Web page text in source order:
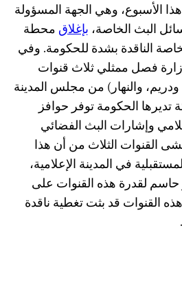
الأسبوع، وهي الجهة المسؤولة
البث الخاصة، بإغلاق محطة
الناقدة بشدة للحكومة. وفي
فصل ممثلي ثلاث قنوات
والنهار) من مجلس المدينة
تديرها الحكومة توفر حوافز
وإشارات البث الفضائي
القنوات الثلاث من أن هذا
في المدينة الإعلامية،
لقدرة هذه القنوات على
القنوات قد بثت تغطية ناقدة